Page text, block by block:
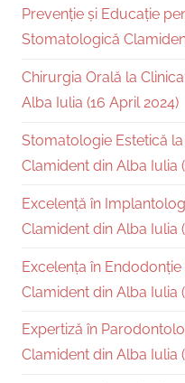
Prevenție și Educație
Stomatologică
Chirurgia Orală la
Alba Iulia (16 April 2024)
Stomatologie Estetică
Clamident din Alba Iulia
Excelență în
Clamident din Alba Iulia
Excelența în
Clamident din Alba Iulia
Expertiză în
Clamident din Alba Iulia